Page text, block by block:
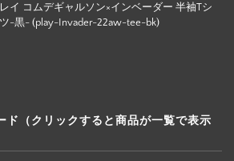
イ コムデギャルソン×インベーダー 半袖Tシ
-黒- (play-Invader-22aw-tee-bk)
ド（クリックすると商品が一覧で表示